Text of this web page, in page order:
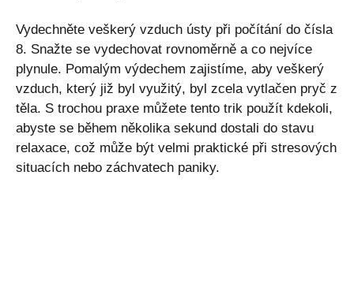
Vydechněte veškerý vzduch ústy při počítání do čísla
8. Snažte se vydechovat rovnoměrně a co nejvíce
plynule. Pomalým výdechem zajistíme, aby veškerý
vzduch, který již byl využitý, byl zcela vytlačen pryč z
těla. S trochou praxe můžete tento trik použít kdekoli,
abyste se během několika sekund dostali do stavu
relaxace, což může být velmi praktické při stresových
situacích nebo záchvatech paniky.